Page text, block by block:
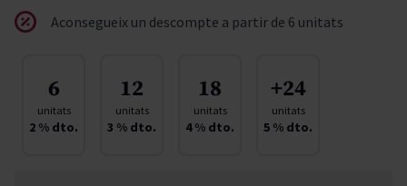
Aconsegueix un descompte a partir de 6 unitats
6
unitats
2 % dto.
12
unitats
3 % dto.
18
unitats
4% dto.
+24
unitats
5 % dto.